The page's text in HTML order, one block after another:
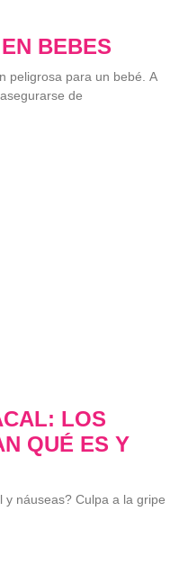
BEBES
peligrosa para un bebé. A
de
LOS
QUÉ ES Y
náuseas? Culpa a la gripe